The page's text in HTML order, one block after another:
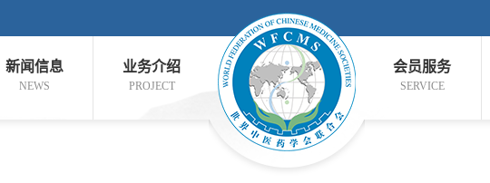
新闻信息
NEWS
业务介绍
PROJECT
会员服务
SERVICE